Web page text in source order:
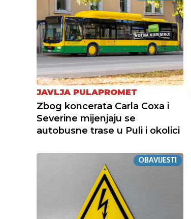
JAVLJA PULAPROMET
Zbog koncerata Carla Coxa i
Severine mijenjaju se
autobusne trase u Puli i okolici
OBAVIJESTI